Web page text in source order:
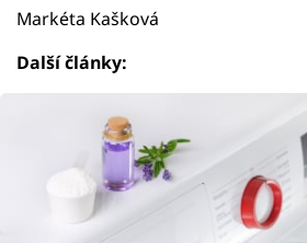
Markéta Kašková
Další články: